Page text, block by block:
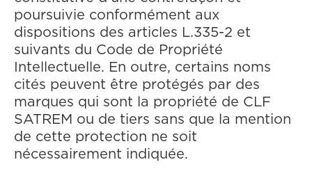
poursuivie conformément aux
dispositions des articles L.335-2 et
suivants du Code de Propriété
Intellectuelle. En outre, certains noms
cités peuvent être protégés par des
marques qui sont la propriété de CLF
SATREM ou de tiers sans que la mention
de cette protection ne soit
nécessairement indiquée.